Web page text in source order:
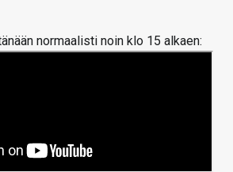
normaalisti noin klo 15 alkaen: